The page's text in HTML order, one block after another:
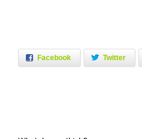
Facebook Twitter